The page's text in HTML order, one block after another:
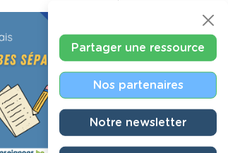
Partager une ressource
Nos partenaires
Notre newsletter